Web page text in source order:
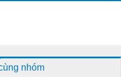
nhóm